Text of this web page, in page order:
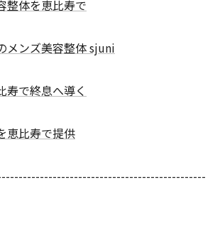
整体を恵比寿で
メンズ美容整体 sjuni
寿で終息へ導く
恵比寿で提供